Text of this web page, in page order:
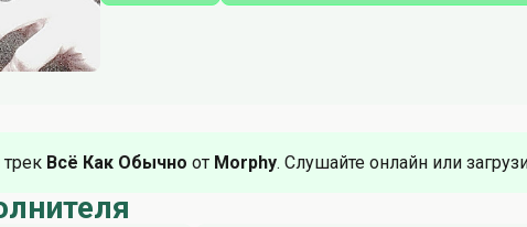
Всё Как Обычно от Morphy. Слушайте онлайн или